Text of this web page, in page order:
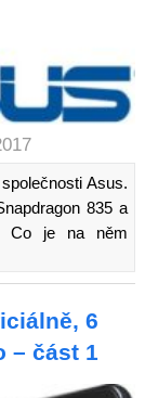
Asus.
835 a
Co je na něm
6
– část 1